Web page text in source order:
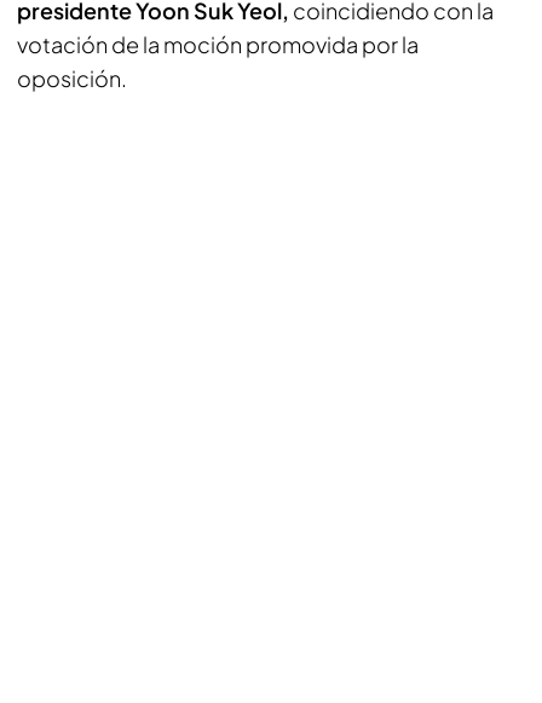
presidente Yoon Suk Yeol, coincidiendo con la
votación de la moción promovida por la
oposición.